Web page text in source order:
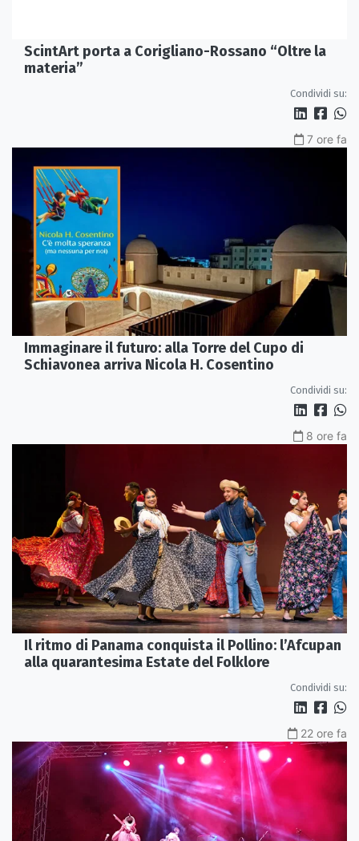
ScintArt porta a Corigliano-Rossano “Oltre la
materia”
Condividi su:
7 ore fa
Immaginare il futuro: alla Torre del Cupo di
Schiavonea arriva Nicola H. Cosentino
Condividi su:
8 ore fa
Il ritmo di Panama conquista il Pollino: l’Afcupan
alla quarantesima Estate del Folklore
Condividi su:
22 ore fa